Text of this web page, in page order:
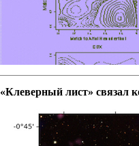
«Клеверный лист» связал